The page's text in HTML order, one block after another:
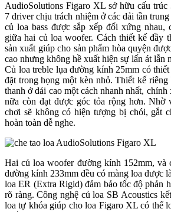
AudioSolutions Figaro XL sở hữu cấu trúc
7 driver chịu trách nhiệm ở các dải tần
củ loa bass được sắp xếp đối xứng nhau,
giữa hai củ loa woofer. Cách thiết kế đầy
sản xuất giúp cho sản phẩm hòa quyện
cao nhưng không hề xuất hiện sự lấn át lẫn
Củ loa treble lụa đường kính 25mm có
đặt trong họng một kèn nhỏ. Thiết kế
thanh ở dải cao một cách nhanh nhất, chính
nữa còn đạt được góc tỏa rộng hơn. Nhờ
chơi sẽ không có hiện tượng bị chói, gắt
hoàn toàn dễ nghe.
Hai củ loa woofer đường kính 152mm, và
đường kính 233mm đều có màng loa được
loa ER (Extra Rigid) đảm bảo tốc độ phản
rõ ràng. Công nghệ củ loa SB Acoustics
loa tự khóa giúp cho loa Figaro XL có thể